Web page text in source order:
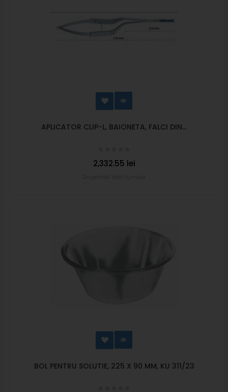
APLICATOR CLIP-L, BAIONETA, FALCI DIN...
2,332.55 lei
BOL PENTRU SOLUTIE, 225 X 90 MM, KU 311/23